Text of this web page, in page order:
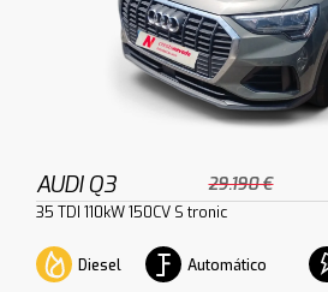
AUDI Q3 29.190 €
35 TDI 110kW 150CV S tronic
Diesel Automático